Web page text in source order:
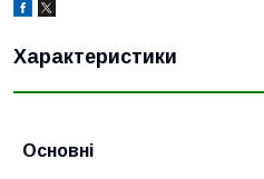
Характеристики
Основні